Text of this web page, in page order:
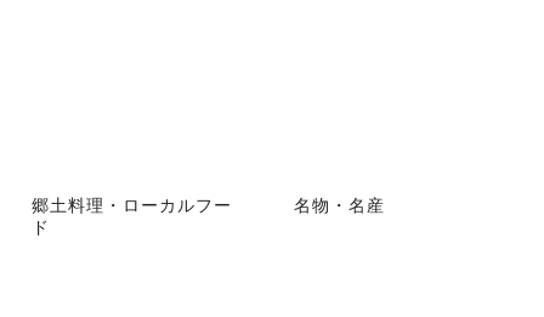
郷土料理・ローカルフー
ド
名物・名産